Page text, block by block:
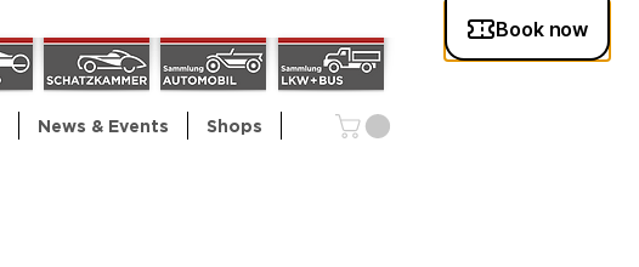
News & Events Shops